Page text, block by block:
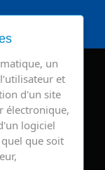
un
et
d'un site
électronique,
logiciel
que soit